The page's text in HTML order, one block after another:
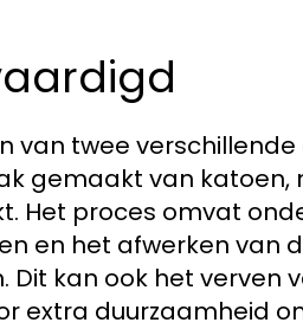
van twee
gemaakt van
Het proces omvat
en het afwerken van
kan ook het verven
extra duurzaamheid